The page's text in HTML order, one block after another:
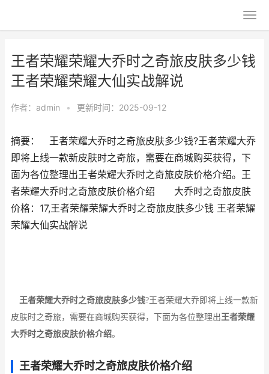
王者荣耀荣耀大乔时之奇旅皮肤多少钱
王者荣耀荣耀大仙实战解说
作者： admin • 更新时间：2025-09-12
摘要： 王者荣耀大乔时之奇旅皮肤多少钱?王者荣耀大乔
即将上线一款新皮肤时之奇旅，需要在商城购买获得，下
面为各位整理出王者荣耀大乔时之奇旅皮肤价格介绍。王
者荣耀大乔时之奇旅皮肤价格介绍 大乔时之奇旅皮肤
价格：17,王者荣耀荣耀大乔时之奇旅皮肤多少钱 王者荣耀
荣耀大仙实战解说
王者荣耀大乔时之奇旅皮肤多少钱?王者荣耀大乔即将上线一款新
皮肤时之奇旅，需要在商城购买获得，下面为各位整理出王者荣耀
大乔时之奇旅皮肤价格介绍。
王者荣耀大乔时之奇旅皮肤价格介绍